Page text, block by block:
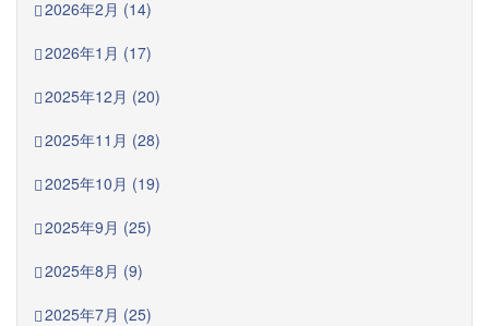
2026年2月 (14)
2026年1月 (17)
2025年12月 (20)
2025年11月 (28)
2025年10月 (19)
2025年9月 (25)
2025年8月 (9)
2025年7月 (25)